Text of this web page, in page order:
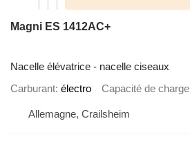
Magni ES 1412AC+
Nacelle élévatrice - nacelle ciseaux
Carburant électro Capacité de charge
Allemagne, Crailsheim